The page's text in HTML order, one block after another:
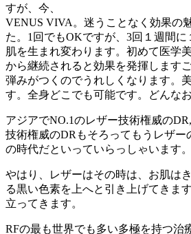
すが、今、
VENUS VIVA。迷うことなく効果の
た。1回でもOKですが、3回１週間に
肌を生まれ変わります。初めて医学
から継続されると効果を発揮します
弾みがつくのでうれしくなります。
す。全身どこでも可能です。どんな
アジアでNO.1のレザー技術権威の
技術権威のDRもそろってもうレザー
の時代だといっていらっしゃいます。
やはり、レザーはその時は、お肌は
る黒い色素を上へと引き上げてきま
立ってきます。
RFの最も世界でも多い多極を持つ治